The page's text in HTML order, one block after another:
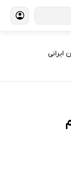
ایرانی